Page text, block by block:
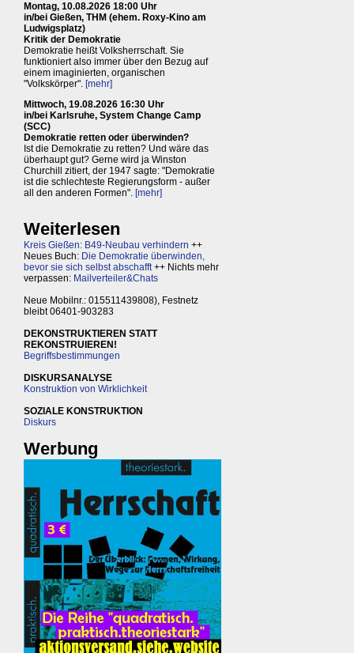
Montag, 10.08.2026 18:00 Uhr
in/bei Gießen, THM (ehem. Roxy-Kino am
Ludwigsplatz)
Kritik der Demokratie
Demokratie heißt Volksherrschaft. Sie
funktioniert also immer über den Bezug auf
einem imaginierten, organischen
"Volkskörper". [mehr]
Mittwoch, 19.08.2026 16:30 Uhr
in/bei Karlsruhe, System Change Camp
(SCC)
Demokratie retten oder überwinden?
Ist die Demokratie zu retten? Und wäre das
überhaupt gut? Gerne wird ja Winston
Churchill zitiert, der 1947 sagte: "Demokratie
ist die schlechteste Regierungsform - außer
all den anderen Formen". [mehr]
Weiterlesen
Kreis Gießen: B49-Neubau verhindern ++
Neues Buch: Die Demokratie überwinden,
bevor sie sich selbst abschafft++ Nichts mehr
verpassen: Mailverteiler&Chats
Neue Mobilnr.: 015511439808), Festnetz
bleibt 06401-903283
DEKONSTRUKTIEREN STATT
REKONSTRUIEREN!
Begriffsbestimmungen
DISKURSANALYSE
Konstruktion von Wirklichkeit
SOZIALE KONSTRUKTION
Diskurs
Werbung